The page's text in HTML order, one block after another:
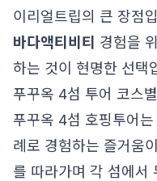
이리얼트립의 큰 장점
바다액티비티 경험을
하는 것이 현명한 선택
푸꾸옥 4섬 투어 코스
푸꾸옥 4섬 호핑투어
례로 경험하는 즐거움
를 따라가며 각 섬에서